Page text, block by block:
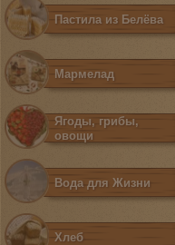
Пастила из Белёва
Мармелад
Ягоды, грибы,
овощи
Вода для Жизни
Хлеб